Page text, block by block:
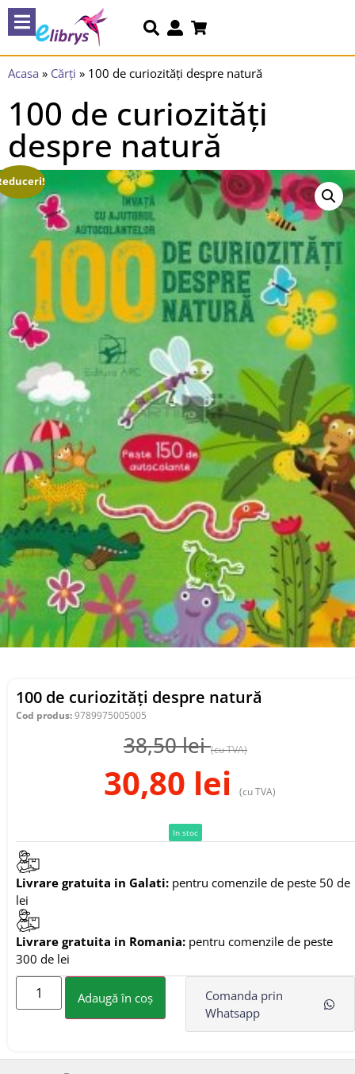
Acasa » Cărți » 100 de curiozități despre natură
100 de curiozități
despre natură
100 de curiozități despre natură
Cod produs:9789975005005
38,50lei (cu TVA)
30,80 lei (cu TVA)
In stoc
Livrare gratuita in Galati: pentru comenzile de peste 50 de
lei
Livrare gratuita in Romania: pentru comenzile de peste
300 de lei
Adaugă în coș
Comanda prin
Whatsapp